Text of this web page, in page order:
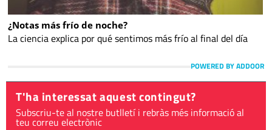
¿Notas más frío de noche?
La ciencia explica por qué sentimos más frío al final del día
POWERED BY ADDOOR
T'ha interessat aquest contingut?
Subscriu-te al nostre butlletí i rebràs més informació al
teu correu electrònic